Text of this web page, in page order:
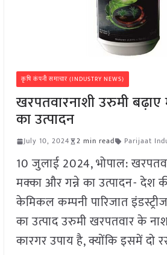
कृषि कंपनी समाचार (INDUSTRY NEWS)
खरपतवारनाशी उरुमी
का उत्पादन
July 10, 2024 2 min read Parijaat
10 जुलाई 2024, भोपाल:
मक्का और गन्ने का उत्पादन- देश की
केमिकल कम्पनी पारिजात इंडस्ट्रीज
का उत्पाद उरुमी खरपतवार के
कारगर उपाय है, क्योंकि इसमें दो